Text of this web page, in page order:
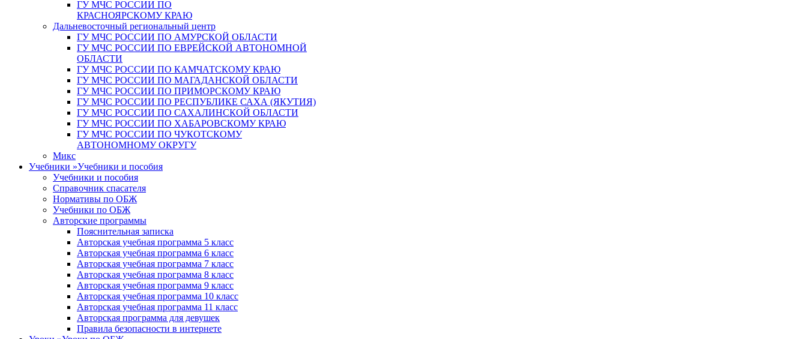
ГУ МЧС РОССИИ ПО
КРАСНОЯРСКОМУ КРАЮ
Дальневосточный региональный центр
ГУ МЧС РОССИИ ПО АМУРСКОЙ ОБЛАСТИ
ГУ МЧС РОССИИ ПО ЕВРЕЙСКОЙ АВТОНОМНОЙ
ОБЛАСТИ
ГУ МЧС РОССИИ ПО КАМЧАТСКОМУ КРАЮ
ГУ МЧС РОССИИ ПО МАГАДАНСКОЙ ОБЛАСТИ
ГУ МЧС РОССИИ ПО ПРИМОРСКОМУ КРАЮ
ГУ МЧС РОССИИ ПО РЕСПУБЛИКЕ САХА (ЯКУТИЯ)
ГУ МЧС РОССИИ ПО САХАЛИНСКОЙ ОБЛАСТИ
ГУ МЧС РОССИИ ПО ХАБАРОВСКОМУ КРАЮ
ГУ МЧС РОССИИ ПО ЧУКОТСКОМУ
АВТОНОМНОМУ ОКРУГУ
Микс
Учебники »Учебники и пособия
Учебники и пособия
Справочник спасателя
Нормативы по ОБЖ
Учебники по ОБЖ
Авторские программы
Пояснительная записка
Авторская учебная программа 5 класс
Авторская учебная программа 6 класс
Авторская учебная программа 7 класс
Авторская учебная программа 8 класс
Авторская учебная программа 9 класс
Авторская учебная программа 10 класс
Авторская учебная программа 11 класс
Авторская программа для девушек
Правила безопасности в интернете